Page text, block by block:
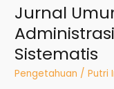
Jurnal
Sistematis
Pengetahuan /Putri